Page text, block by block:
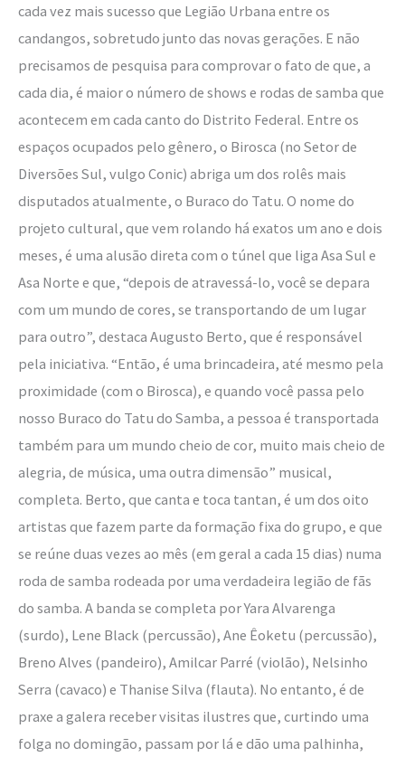
cada vez mais sucesso que Legião Urbana entre os
candangos, sobretudo junto das novas gerações. E não
precisamos de pesquisa para comprovar o fato de que, a
cada dia, é maior o número de shows e rodas de samba que
acontecem em cada canto do Distrito Federal. Entre os
espaços ocupados pelo gênero, o Birosca (no Setor de
Diversões Sul, vulgo Conic) abriga um dos rolês mais
disputados atualmente, o Buraco do Tatu. O nome do
projeto cultural, que vem rolando há exatos um ano e dois
meses, é uma alusão direta com o túnel que liga Asa Sul e
Asa Norte e que, “depois de atravessá-lo, você se depara
com um mundo de cores, se transportando de um lugar
para outro”, destaca Augusto Berto, que é responsável
pela iniciativa. “Então, é uma brincadeira, até mesmo pela
proximidade (com o Birosca), e quando você passa pelo
nosso Buraco do Tatu do Samba, a pessoa é transportada
também para um mundo cheio de cor, muito mais cheio de
alegria, de música, uma outra dimensão” musical,
completa. Berto, que canta e toca tantan, é um dos oito
artistas que fazem parte da formação fixa do grupo, e que
se reúne duas vezes ao mês (em geral a cada 15 dias) numa
roda de samba rodeada por uma verdadeira legião de fãs
do samba. A banda se completa por Yara Alvarenga
(surdo), Lene Black (percussão), Ane Êoketu (percussão),
Breno Alves (pandeiro), Amilcar Parré (violão), Nelsinho
Serra (cavaco) e Thanise Silva (flauta). No entanto, é de
praxe a galera receber visitas ilustres que, curtindo uma
folga no domingão, passam por lá e dão uma palhinha,